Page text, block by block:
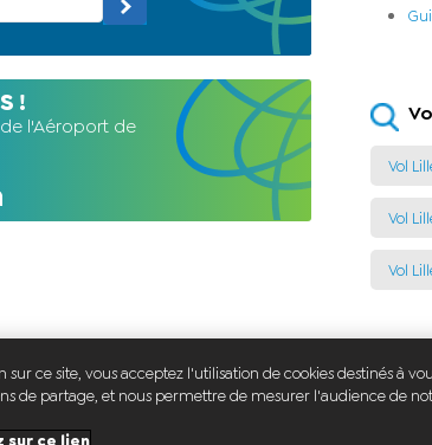
!
l'Aéroport de
Vol
Vol
Vol
Plan du site
ce site, vous acceptez l'utilisation de cookies destinés à
de partage, et nous permettre de mesurer l'audience de
sur ce lien